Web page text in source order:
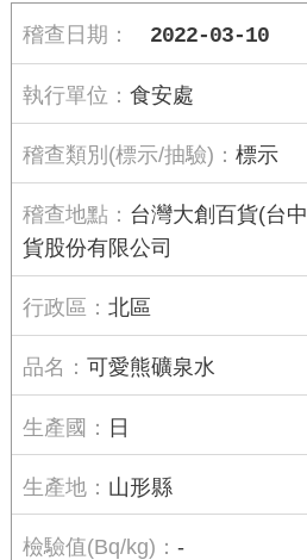
2022-03-10
食安處
標示
台灣大創百貨(台
貨股份有限公司
北區
可愛熊礦泉水
日
山形縣
-